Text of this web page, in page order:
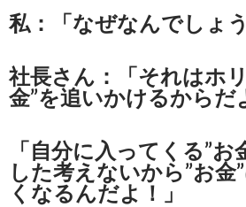
私：「なぜなんでしょう
社長さん：「それはホ
金”を追いかけるからだ
「自分に入ってくる”お
した考えないから”お金
くなるんだよ！」